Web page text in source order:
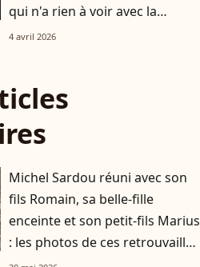
qui n'a rien à voir avec la
musique
4 avril 2026
Michel Sardou réuni avec son
fils Romain, sa belle-fille
enceinte et son petit-fils Marius
: les photos de ces retrouvailles